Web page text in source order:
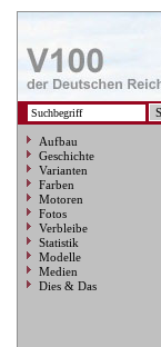
Aufbau
Geschichte
Varianten
Farben
Motoren
Fotos
Verbleibe
Statistik
Modelle
Medien
Dies & Das